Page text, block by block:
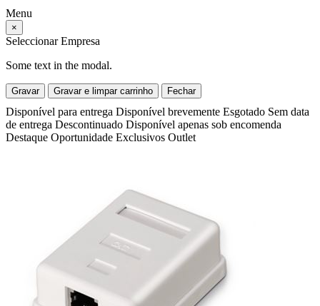
Menu
×
Seleccionar Empresa
Some text in the modal.
Gravar Gravar e limpar carrinho Fechar
Disponível para entrega Disponível brevemente Esgotado Sem data
de entrega Descontinuado Disponível apenas sob encomenda
Destaque Oportunidade Exclusivos Outlet